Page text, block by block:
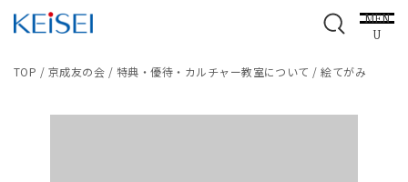
MEN
U
TOP / 京成友の会 / 特典・優待・カルチャー教室について /絵てがみ